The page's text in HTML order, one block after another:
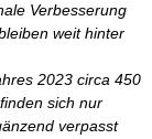
Verbesserung
weit hinter
2023 circa 450
sich nur
verpasst